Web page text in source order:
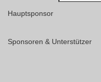
Hauptsponsor
Sponsoren & Unterstützer